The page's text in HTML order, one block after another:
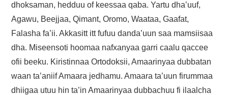
dhoksaman, hedduu of keessaa qaba. Yartu dha’uuf,
Agawu, Beejjaa, Qimant, Oromo, Waataa, Gaafat,
Falasha fa’ii. Akkasitt itt fufuu danda’uun saa mamsiisaa
dha. Miseensoti hoomaa nafxanyaa garri caalu qaccee
ofii beeku. Kiristinnaa Ortodoksii, Amaarinyaa dubbatan
waan ta’aniif Amaara jedhamu. Amaara ta’uun firummaa
dhiigaa utuu hin ta’in Amaarinyaa dubbachuu fi ilaalcha